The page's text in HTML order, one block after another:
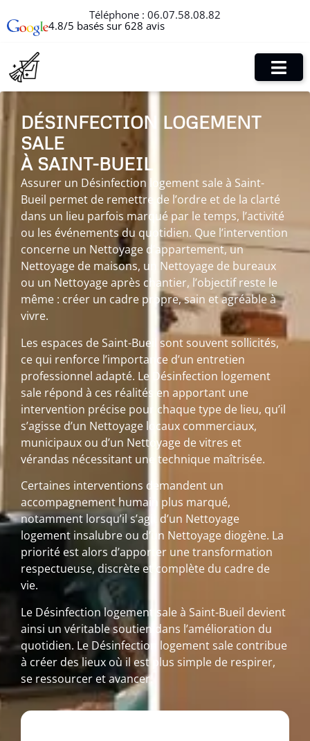
Téléphone : 06.07.58.08.82
4.8/5 basés sur 628 avis
DÉSINFECTION LOGEMENT
SALE
À SAINT-BUEIL
Assurer un Désinfection logement sale à Saint-
Bueil permet de remettre de l’ordre et de la clarté
dans un lieu parfois marqué par le temps, l’activité
ou les événements du quotidien. Que l’intervention
concerne un Nettoyage d’appartement, un
Nettoyage de maisons, un Nettoyage de bureaux
ou un Nettoyage après chantier, l’objectif reste le
même : créer un cadre propre, sain et agréable à
vivre.
Les espaces de Saint-Bueil sont souvent sollicités,
ce qui renforce l’importance d’un entretien
professionnel adapté. Le Désinfection logement
sale répond à ces réalités en apportant une
intervention précise pour chaque type de lieu, qu’il
s’agisse d’un Nettoyage locaux commerciaux,
municipaux ou d’un Nettoyage de vitres et
vérandas nécessitant une technique maîtrisée.
Certaines interventions demandent un
accompagnement humain plus marqué,
notamment lorsqu’il s’agit d’un Nettoyage
logement insalubre ou d’un Nettoyage diogène. La
priorité est alors d’apporter une transformation
respectueuse, discrète et complète du cadre de
vie.
Le Désinfection logement sale à Saint-Bueil devient
ainsi un véritable soutien dans l’amélioration du
quotidien. Le Désinfection logement sale contribue
à créer des lieux où il est plus simple de respirer,
se ressourcer et avancer.